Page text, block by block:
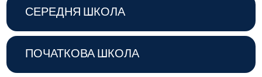
СЕРЕДНЯ ШКОЛА
ПОЧАТКОВА ШКОЛА